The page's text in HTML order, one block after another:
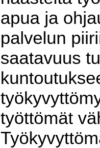
apua ja
palvelun
saatavuus
työttömät